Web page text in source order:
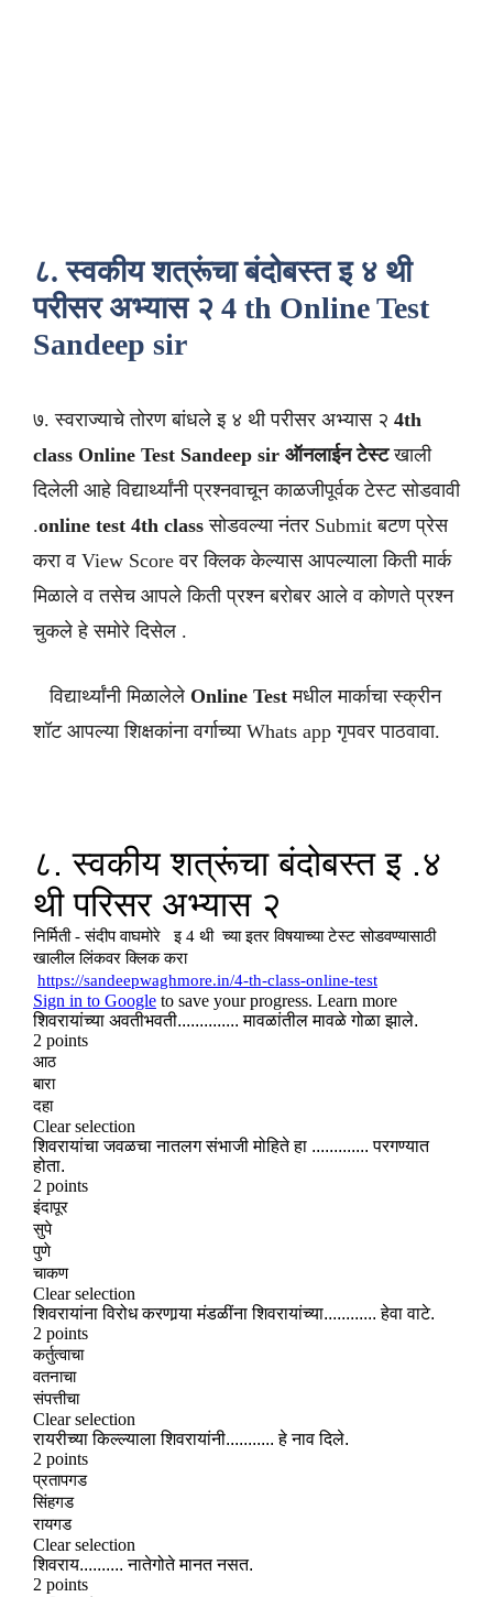
८. स्वकीय शत्रूंचा बंदोबस्त इ ४ थी
परीसर अभ्यास २ 4 th Online Test
Sandeep sir
७. स्वराज्याचे तोरण बांधले इ ४ थी परीसर अभ्यास २ 4th
class Online Test Sandeep sir ऑनलाईन टेस्टखाली
दिलेली आहे विद्यार्थ्यांनी प्रश्नवाचून काळजीपूर्वक टेस्ट सोडवावी
.online test 4th class सोडवल्या नंतर Submit बटण प्रेस
करा व View Score वर क्लिक केल्यास आपल्याला किती मार्क
मिळाले व तसेच आपले किती प्रश्न बरोबर आले व कोणते प्रश्न
चुकले हे समोरे दिसेल .
विद्यार्थ्यांनी मिळालेले Online Test मधील मार्काचा स्क्रीन
शॉट आपल्या शिक्षकांना वर्गाच्या Whats app गृपवर पाठवावा.